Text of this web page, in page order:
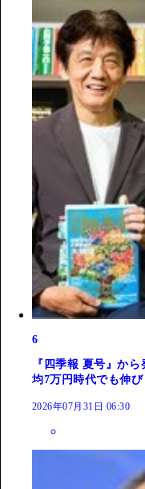
6
『四季報 夏号』か
均7万円時代でも伸び
2026年07月31日 06:30